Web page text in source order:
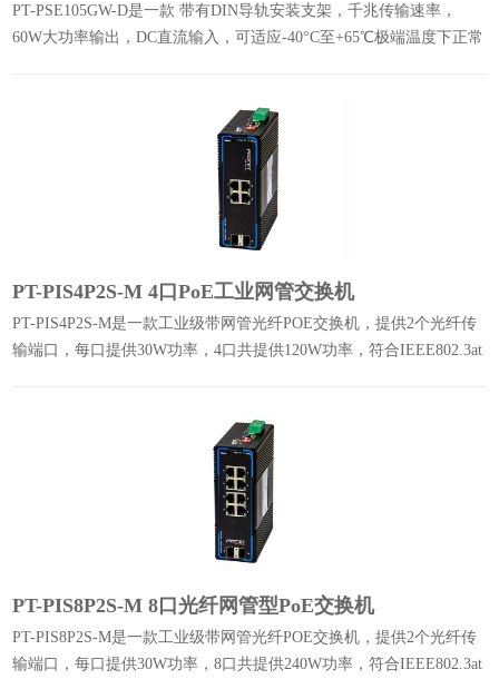
PT-PSE105GW-D是一款 带有DIN导轨安装支架，千兆传输速率，
60W大功率输出，DC直流输入，可适应-40°C至+65℃极端温度下正常
PT-PIS4P2S-M 4口PoE工业网管交换机
PT-PIS4P2S-M是一款工业级带网管光纤POE交换机，提供2个光纤传
输端口，每口提供30W功率，4口共提供120W功率，符合IEEE802.3at
PT-PIS8P2S-M 8口光纤网管型PoE交换机
PT-PIS8P2S-M是一款工业级带网管光纤POE交换机，提供2个光纤传
输端口，每口提供30W功率，8口共提供240W功率，符合IEEE802.3at